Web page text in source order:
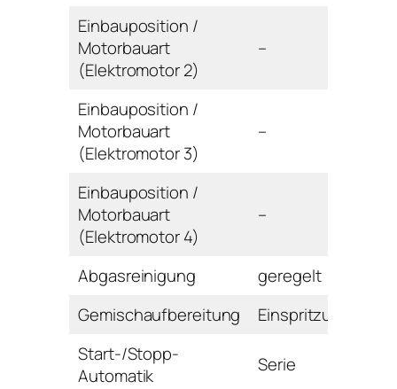
Einbauposition /
Motorbauart
(Elektromotor 2)
–
Einbauposition /
Motorbauart
(Elektromotor 3)
–
Einbauposition /
Motorbauart
(Elektromotor 4)
–
Abgasreinigung
geregelt
Gemischaufbereitung
Einspritzung
Start-/Stopp-
Automatik
Serie